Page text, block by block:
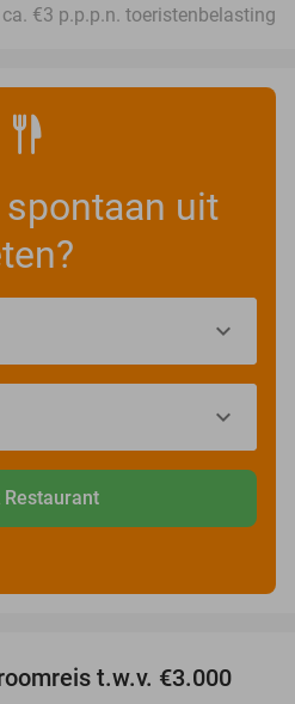
ca. €3 p.p.p.n. toeristenbelasting
uit
Restaurant
t.w.v. €3.000